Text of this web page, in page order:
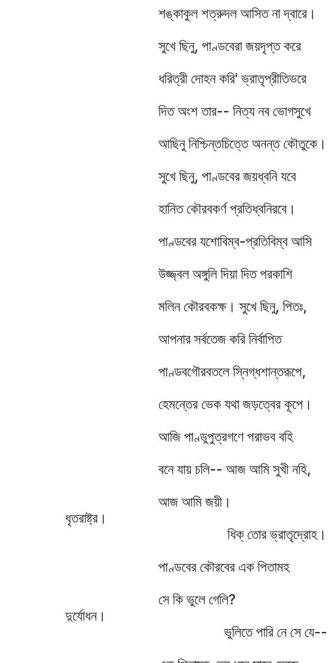
শঙ্কাকুল শত্রুদল আসিত না দ্বারে।
সুখে ছিনু, পাণ্ডবেরা জয়দৃপ্ত করে
ধরিত্রী দোহন করি' ভ্রাতৃপ্রীতিভরে
দিত অংশ তার-- নিত্য নব ভোগসুখে
আছিনু নিশ্চিন্তচিত্তে অনন্ত কৌতুকে।
সুখে ছিনু, পাণ্ডবের জয়ধ্বনি যবে
হানিত কৌরবকর্ণ প্রতিধ্বনিরবে।
পাণ্ডবের যশোবিম্ব-প্রতিবিম্ব আসি
উজ্জ্বল অঙ্গুলি দিয়া দিত পরকাশি
মলিন কৌরবকক্ষ। সুখে ছিনু, পিতঃ,
আপনার সর্বতেজ করি নির্বাপিত
পাণ্ডবগৌরবতলে স্নিগ্ধশান্তরূপে,
হেমন্তের ভেক যথা জড়ত্বের কূপে।
আজি পাণ্ডুপুত্রগণে পরাভব বহি
বনে যায় চলি-- আজ আমি সুখী নহি,
আজ আমি জয়ী।
ধৃতরাষ্ট্র।
ধিক্‌ তোর ভ্রাতৃদ্রোহ।
পাণ্ডবের কৌরবের এক পিতামহ
সে কি ভুলে গেলি?
দুর্যোধন।
ভুলিতে পারি নে সে যে--